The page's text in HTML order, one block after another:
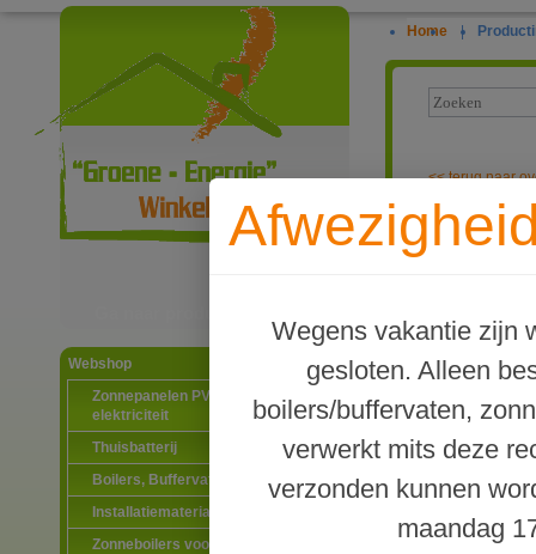
Webshop
Zonnepanelen PV-systemen
elektriciteit
Thuisbatterij
Boilers, Buffervaten en toebehoren
Installatiematerialen
Zonneboilers voor warmtapwater en
Home |
Wegens vakantie zijn
gesloten. Alleen
boilers/buffervaten,
verwerkt mits deze
verzonden kunnen
maandag
<<terug naar
Laddomat